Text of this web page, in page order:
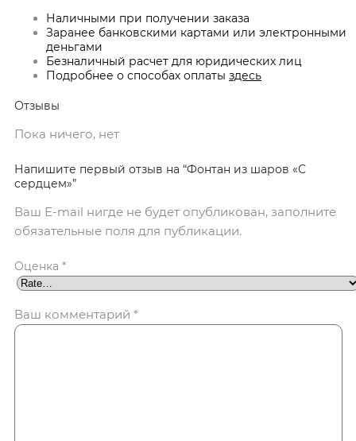
Наличными при получении заказа
Заранее банковскими картами или электронными
деньгами
Безналичный расчет для юридических лиц
Подробнее о способах оплаты здесь
Отзывы
Пока ничего, нет
Напишите первый отзыв на “Фонтан из шаров «С
сердцем»”
Ваш E-mail нигде не будет опубликован, заполните
обязательные поля для публикации.
Оценка *
Ваш комментарий *